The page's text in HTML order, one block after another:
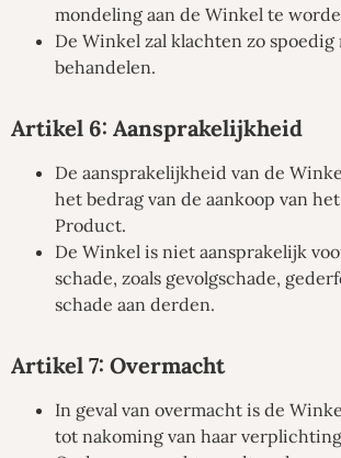
mondeling aan de Winkel te
De Winkel zal klachten zo spoedig
behandelen.
Artikel 6: Aansprakelijkheid
De aansprakelijkheid van de
het bedrag van de aankoop van
Product.
De Winkel is niet aansprakelijk
schade, zoals gevolgschade,
schade aan derden.
Artikel 7: Overmacht
In geval van overmacht is de
tot nakoming van haar